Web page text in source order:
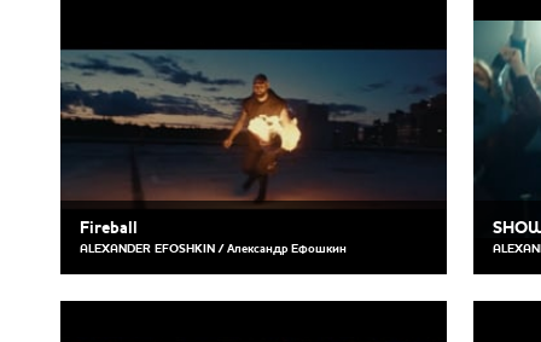
Fireball
ALEXANDER EFOSHKIN / Александр Ефошкин